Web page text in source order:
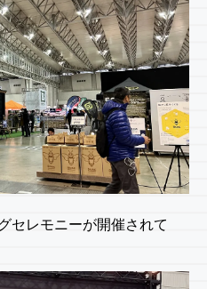
セレモニーが開催されて